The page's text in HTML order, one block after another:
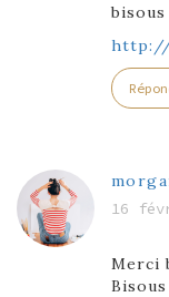
http://
16
Merci
Bisous